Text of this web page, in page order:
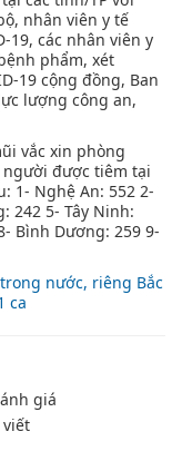
nhân viên y tế
19, các nhân viên y
phẩm, xét
19 cộng đồng, Ban
lượng công an,
vắc xin phòng
người được tiêm tại
1- Nghệ An: 552 2-
242 5- Tây Ninh:
Bình Dương: 259 9-
giá
viết